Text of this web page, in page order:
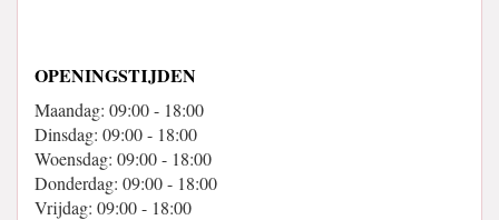
OPENINGSTIJDEN
Maandag: 09:00 - 18:00
Dinsdag: 09:00 - 18:00
Woensdag: 09:00 - 18:00
Donderdag: 09:00 - 18:00
Vrijdag: 09:00 - 18:00